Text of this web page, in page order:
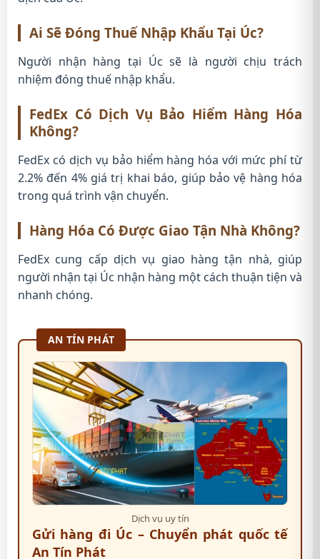
Ai Sẽ Đóng Thuế Nhập Khẩu Tại Úc?
Người nhận hàng tại Úc sẽ là người chịu trách
nhiệm đóng thuế nhập khẩu.
FedEx Có Dịch Vụ Bảo Hiểm Hàng Hóa
Không?
FedEx có dịch vụ bảo hiểm hàng hóa với mức phí từ
2.2% đến 4% giá trị khai báo, giúp bảo vệ hàng hóa
trong quá trình vận chuyển.
Hàng Hóa Có Được Giao Tận Nhà Không?
FedEx cung cấp dịch vụ giao hàng tận nhà, giúp
người nhận tại Úc nhận hàng một cách thuận tiện và
nhanh chóng.
AN TÍN PHÁT
Dịch vụ uy tín
Gửi hàng đi Úc – Chuyển phát quốc tế
An Tín Phát